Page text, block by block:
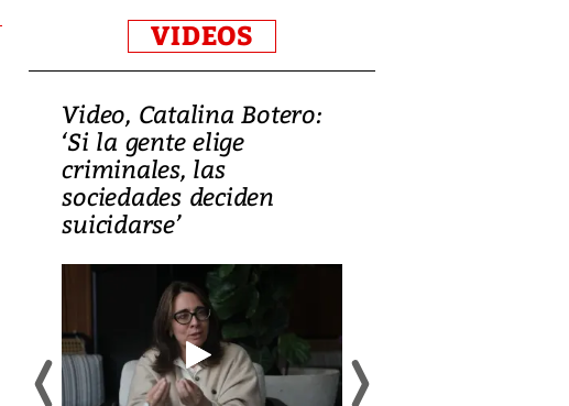
VIDEOS
Video, Catalina Botero:
‘Si la gente elige
criminales, las
sociedades deciden
suicidarse’